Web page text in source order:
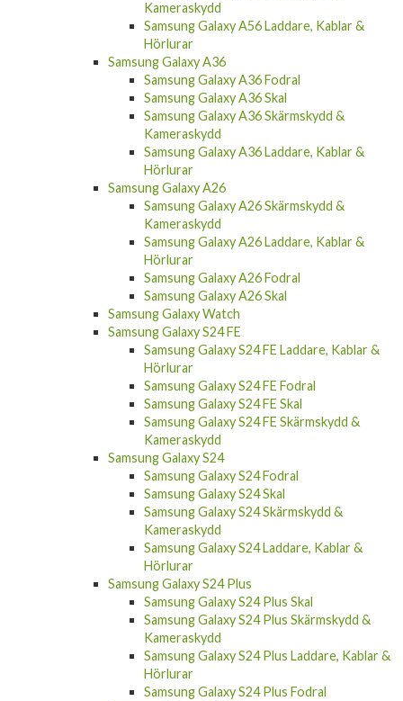
Kameraskydd
Samsung Galaxy A56 Laddare, Kablar &
Hörlurar
Samsung Galaxy A36
Samsung Galaxy A36 Fodral
Samsung Galaxy A36 Skal
Samsung Galaxy A36 Skärmskydd &
Kameraskydd
Samsung Galaxy A36 Laddare, Kablar &
Hörlurar
Samsung Galaxy A26
Samsung Galaxy A26 Skärmskydd &
Kameraskydd
Samsung Galaxy A26 Laddare, Kablar &
Hörlurar
Samsung Galaxy A26 Fodral
Samsung Galaxy A26 Skal
Samsung Galaxy Watch
Samsung Galaxy S24 FE
Samsung Galaxy S24 FE Laddare, Kablar &
Hörlurar
Samsung Galaxy S24 FE Fodral
Samsung Galaxy S24 FE Skal
Samsung Galaxy S24 FE Skärmskydd &
Kameraskydd
Samsung Galaxy S24
Samsung Galaxy S24 Fodral
Samsung Galaxy S24 Skal
Samsung Galaxy S24 Skärmskydd &
Kameraskydd
Samsung Galaxy S24 Laddare, Kablar &
Hörlurar
Samsung Galaxy S24 Plus
Samsung Galaxy S24 Plus Skal
Samsung Galaxy S24 Plus Skärmskydd &
Kameraskydd
Samsung Galaxy S24 Plus Laddare, Kablar &
Hörlurar
Samsung Galaxy S24 Plus Fodral